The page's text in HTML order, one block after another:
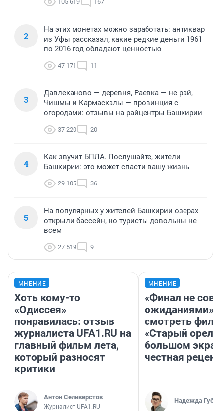
105 619 167
2
На этих монетах можно заработать: антиквар
из Уфы рассказал, какие редкие деньги 1961
по 2016 год обладают ценностью
47 171 11
3
Давлеканово — деревня, Раевка — не рай,
Чишмы и Кармаскалы — провинция с
огородами: отзывы на райцентры Башкирии
37 220 20
4
Как звучит БПЛА. Послушайте, жители
Башкирии: это может спасти вашу жизнь
29 105 36
5
На популярных у жителей Башкирии озерах
открыли бассейн, но туристы довольны не
всем
27 519 9
МНЕНИЕ
Хоть кому-то
«Одиссея»
понравилась: отзыв
журналиста UFA1.RU на
главный фильм лета,
который разносят
критики
Антон Селиверстов
Журналист UFA1.RU
МНЕНИЕ
«Финал не
ожиданиями»:
смотреть
«Старый орел»
большом
честная
Надежда